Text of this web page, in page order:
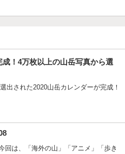
！4万枚以上の山岳写真から選
出された2020山岳カレンダーが完成！
回は、「海外の山」「アニメ」「歩き